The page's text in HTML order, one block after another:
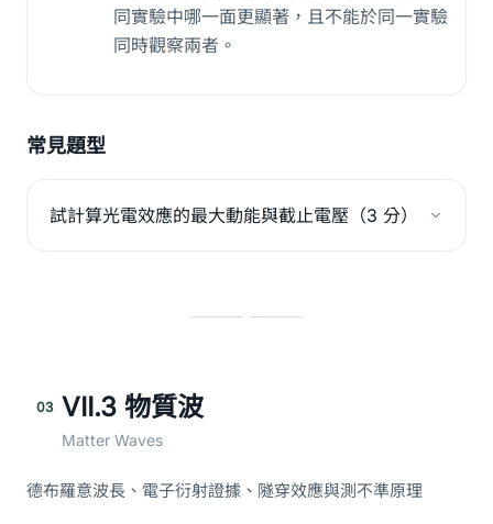
同實驗中哪一面更顯著，且不能於同一實驗
同時觀察兩者。
常見題型
試計算光電效應的最大動能與截止電壓（3 分）
03 VII.3 物質波
Matter Waves
德布羅意波長、電子衍射證據、隧穿效應與測不準原理